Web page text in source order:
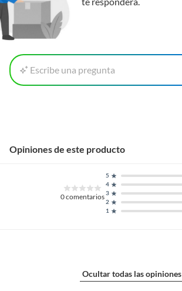
Escribe una pregunta
Opiniones de este producto
0comentarios
1
2
3
4
5
Ocultar todas las opiniones